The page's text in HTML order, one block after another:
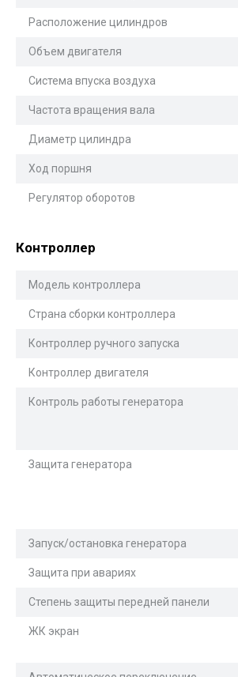
Расположение цилиндров
Объем двигателя
Система впуска воздуха
Частота вращения вала
Диаметр цилиндра
Ход поршня
Регулятор оборотов
Контроллер
Модель контроллера
Страна сборки контроллера
Контроллер ручного запуска
Контроллер двигателя
Контроль работы генератора
Защита генератора
Запуск/остановка генератора
Защита при авариях
Степень защиты передней панели
ЖК экран